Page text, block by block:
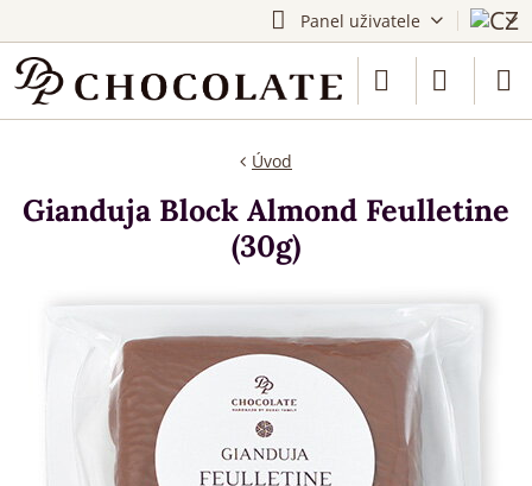
Panel uživatele
Úvod
Gianduja Block Almond Feulletine
(30g)